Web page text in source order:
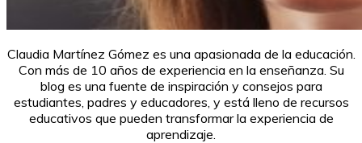
Claudia Martínez Gómez es una apasionada de la educación.
Con más de 10 años de experiencia en la enseñanza. Su
blog es una fuente de inspiración y consejos para
estudiantes, padres y educadores, y está lleno de recursos
educativos que pueden transformar la experiencia de
aprendizaje.